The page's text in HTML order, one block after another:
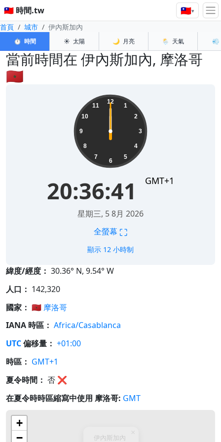
🇹🇼 時間.tw 🇹🇼▾
首頁 城市 伊內斯加內
⏱️ 時間 ☀️ 太陽 🌙 月亮 🌦️ 天氣 💨
當前時間在 伊內斯加內, 摩洛哥
🇲🇦
12
1
2
3
4
5
6
7
8
9
10
11
22:16:36 GMT+1
2026年8月8日 星期六
全螢幕 ⛶
顯示 12 小時制
緯度/經度： 30.36° N, 9.54° W
人口： 142,320
國家： 🇲🇦 摩洛哥
IANA 時區： Africa/Casablanca
UTC偏移量： +01:00
時區： GMT+1
夏令時間： 否 ❌
在夏令時時區縮寫中使用 摩洛哥: GMT
伊內斯加內
+
−